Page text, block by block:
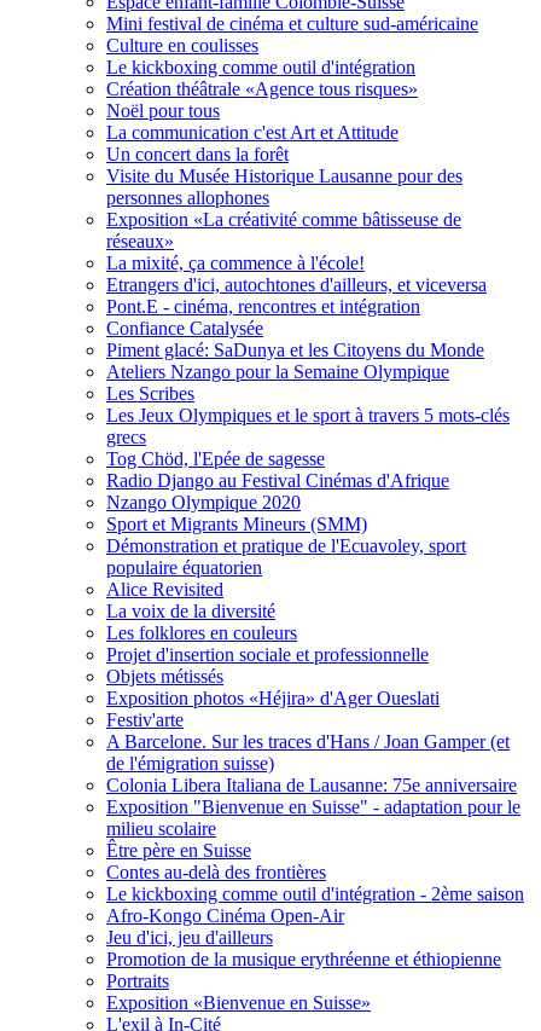
Mini festival de cinéma et culture sud-américaine
Culture en coulisses
Le kickboxing comme outil d'intégration
Création théâtrale «Agence tous risques»
Noël pour tous
La communication c'est Art et Attitude
Un concert dans la forêt
Visite du Musée Historique Lausanne pour des
personnes allophones
Exposition «La créativité comme bâtisseuse de
réseaux»
La mixité, ça commence à l'école!
Etrangers d'ici, autochtones d'ailleurs, et viceversa
Pont.E - cinéma, rencontres et intégration
Confiance Catalysée
Piment glacé: SaDunya et les Citoyens du Monde
Ateliers Nzango pour la Semaine Olympique
Les Scribes
Les Jeux Olympiques et le sport à travers 5 mots-clés
grecs
Tog Chöd, l'Epée de sagesse
Radio Django au Festival Cinémas d'Afrique
Nzango Olympique 2020
Sport et Migrants Mineurs (SMM)
Démonstration et pratique de l'Ecuavoley, sport
populaire équatorien
Alice Revisited
La voix de la diversité
Les folklores en couleurs
Projet d'insertion sociale et professionnelle
Objets métissés
Exposition photos «Héjira» d'Ager Oueslati
Festiv'arte
A Barcelone. Sur les traces d'Hans / Joan Gamper (et
de l'émigration suisse)
Colonia Libera Italiana de Lausanne: 75e anniversaire
Exposition "Bienvenue en Suisse" - adaptation pour le
milieu scolaire
Être père en Suisse
Contes au-delà des frontières
Le kickboxing comme outil d'intégration - 2ème saison
Afro-Kongo Cinéma Open-Air
Jeu d'ici, jeu d'ailleurs
Promotion de la musique erythréenne et éthiopienne
Portraits
Exposition «Bienvenue en Suisse»
L'exil à In-Cité